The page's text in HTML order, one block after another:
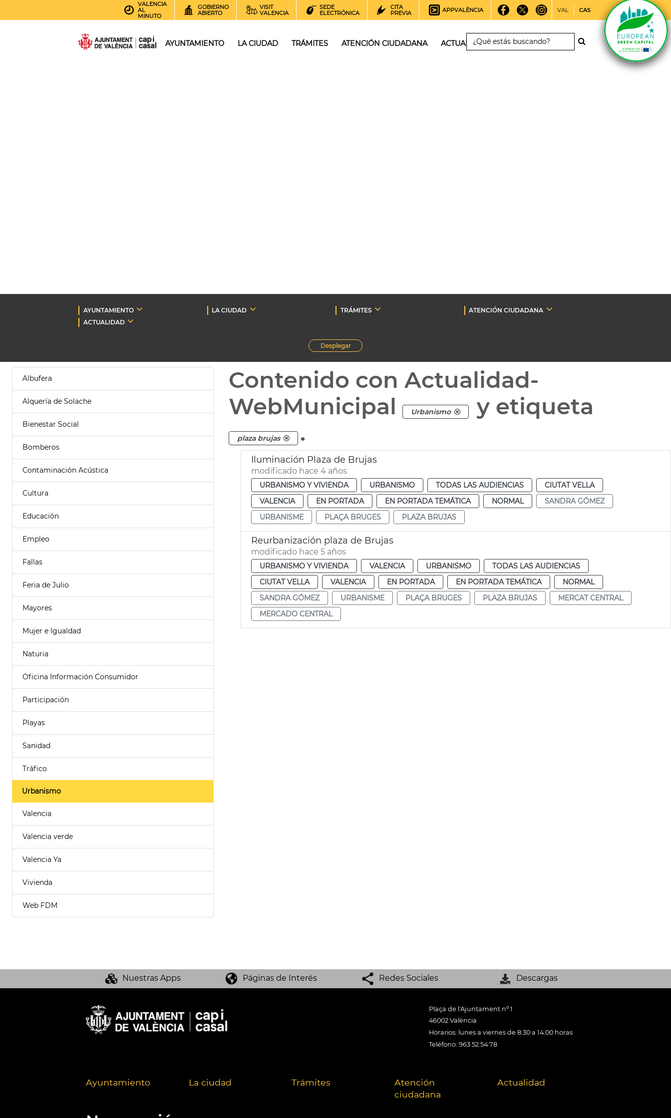
VALENCIA
AL
MINUTO
GOBIERNO
ABIERTO
VISIT
VALENCIA
SEDE
ELECTRÓNICA
CITA
PREVIA
APPVALÈNCIA VAL CAS
AYUNTAMIENTO LA CIUDAD TRÁMITES ATENCIÓN CIUDADANA ACTUALIDAD
AYUNTAMIENTO LA CIUDAD TRÁMITES
ATENCIÓN CIUDADANA
ACTUALIDAD
Desplegar
Albufera
Alquería de Solache
Bienestar Social
Bomberos
Contaminación Acústica
Cultura
Educación
Empleo
Fallas
Feria de Julio
Mayores
Mujer e Igualdad
Naturia
Oficina Información Consumidor
Participación
Playas
Sanidad
Tráfico
Urbanismo
Valencia
Valencia verde
Valencia Ya
Vivienda
Web FDM
Contenido con Actualidad-
WebMunicipal
Urbanismo y etiqueta
plaza brujas .
Iluminación Plaza de Brujas
modificado hace 4 años
URBANISMO Y VIVIENDA URBANISMO TODAS LAS AUDIENCIAS
CIUTAT VELLA
VALENCIA
EN PORTADA EN PORTADA TEMÁTICA NORMAL
SANDRA GÓMEZ
URBANISME
PLAÇA BRUGES PLAZA BRUJAS
Reurbanización plaza de Brujas
modificado hace 5 años
URBANISMO Y VIVIENDA VALENCIA URBANISMO
TODAS LAS AUDIENCIAS
CIUTAT VELLA
VALENCIA EN PORTADA EN PORTADA TEMÁTICA
NORMAL
SANDRA GÓMEZ
URBANISME PLAÇA BRUGES PLAZA BRUJAS
MERCAT CENTRAL
MERCADO CENTRAL
Nuestras Apps Páginas de Interés Redes Sociales Descargas
Plaça de l'Ajuntament nº 1
46002 València
Horarios: lunes a viernes de 8:30 a 14:00 horas
Teléfono: 963 52 54 78
Ayuntamiento La ciudad Trámites
Atención
ciudadana
Actualidad